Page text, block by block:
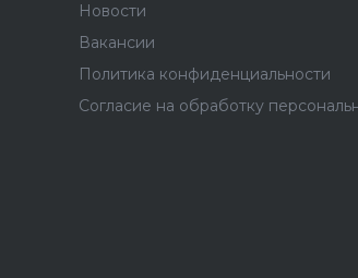
Новости
Вакансии
Политика конфиденциальности
Согласие на обработку